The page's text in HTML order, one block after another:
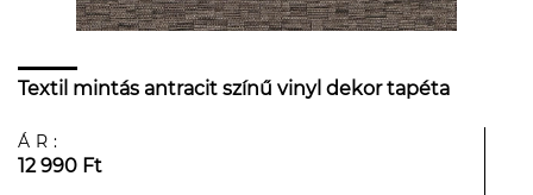
Textil mintás antracit színű vinyl dekor tapéta
ÁR:
12 990 Ft